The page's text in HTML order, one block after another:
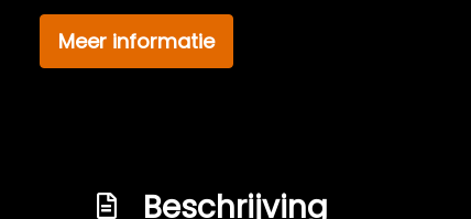
Glazen schuifdak
Keyless entry
Panoramadak
Meer informatie
Beschrijving